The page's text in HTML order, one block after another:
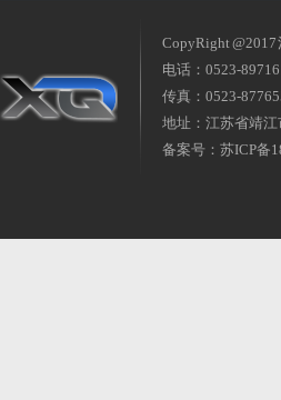
CopyRight
电话：0523-
传真：0523-
地址：江苏省靖
备案号： 苏ICP备